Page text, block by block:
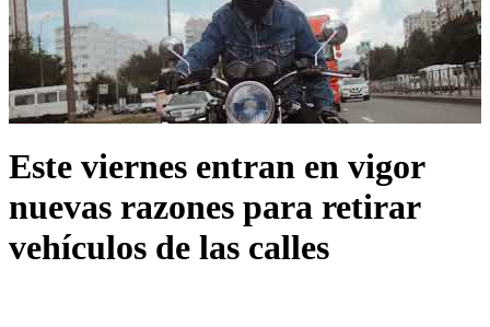
Este viernes entran en vigor
nuevas razones para retirar
vehículos de las calles